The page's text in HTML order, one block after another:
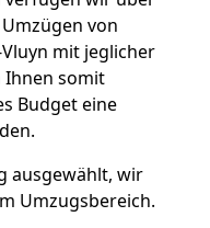
von
mit jeglicher
somit
Budget eine
ausgewählt, wir
Umzugsbereich.